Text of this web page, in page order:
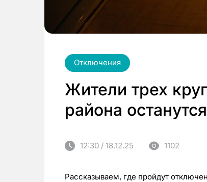
Отключения
Жители трех
района
12:30 / 18.12.25 1102
Рассказываем, где пройдут